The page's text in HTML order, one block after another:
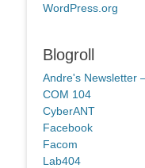
WordPress.org
Blogroll
Andre's Newsletter
COM 104
CyberANT
Facebook
Facom
Lab404